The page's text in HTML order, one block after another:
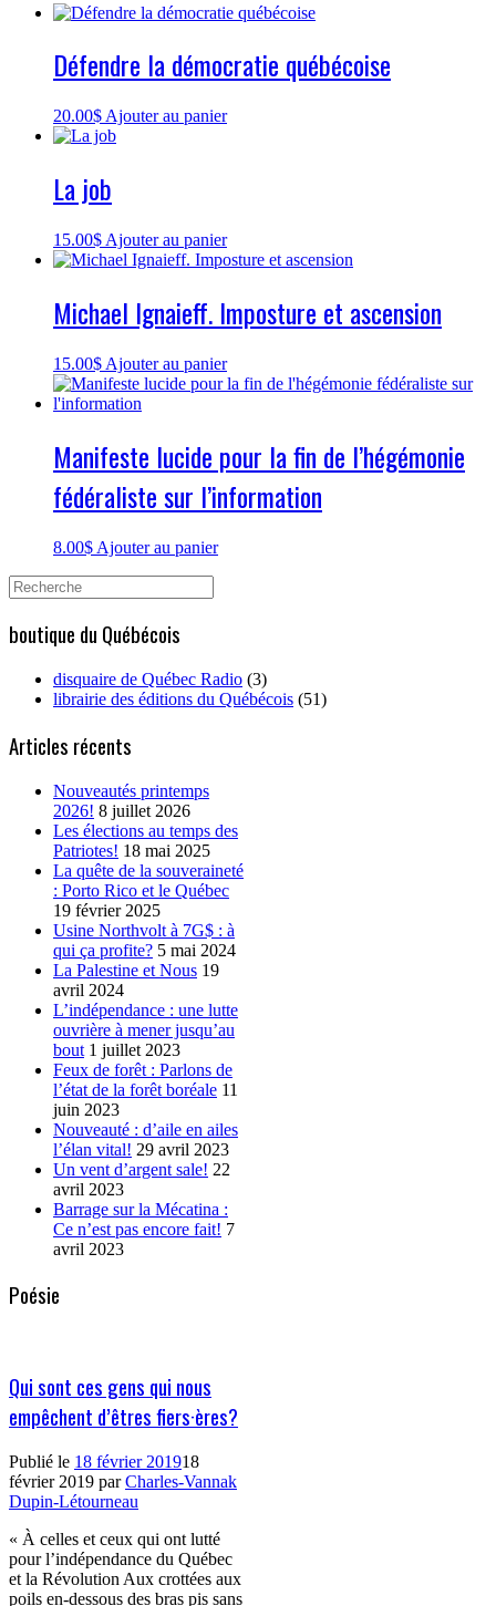
Défendre la démocratie québécoise
20.00$ Ajouter au panier
La job
15.00$ Ajouter au panier
Michael Ignaieff. Imposture et ascension
15.00$ Ajouter au panier
Manifeste lucide pour la fin de l’hégémonie
fédéraliste sur l’information
8.00$ Ajouter au panier
Search
for:
boutique du Québécois
disquaire de Québec Radio (3)
librairie des éditions du Québécois (51)
Articles récents
Nouveautés printemps
2026! 8 juillet 2026
Les élections au temps des
Patriotes! 18 mai 2025
La quête de la souveraineté
: Porto Rico et le Québec
19 février 2025
Usine Northvolt à 7G$ : à
qui ça profite? 5 mai 2024
La Palestine et Nous 19
avril 2024
L’indépendance : une lutte
ouvrière à mener jusqu’au
bout 1 juillet 2023
Feux de forêt : Parlons de
l’état de la forêt boréale 11
juin 2023
Nouveauté : d’aile en ailes
l’élan vital! 29 avril 2023
Un vent d’argent sale! 22
avril 2023
Barrage sur la Mécatina :
Ce n’est pas encore fait! 7
avril 2023
Poésie
Qui sont ces gens qui nous
empêchent d’êtres fiers·ères?
Publié le 18 février 201918
février 2019 parCharles-Vannak
Dupin-Létourneau
« À celles et ceux qui ont lutté
pour l’indépendance du Québec
et la Révolution Aux crottées aux
poils en-dessous des bras pis sans